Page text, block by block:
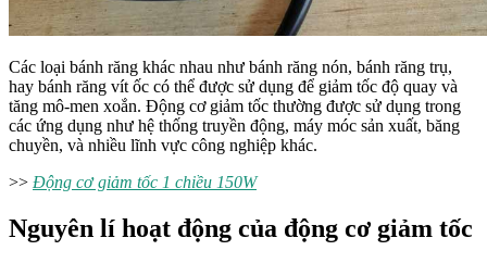
Các loại bánh răng khác nhau như bánh răng nón, bánh răng trụ,
hay bánh răng vít ốc có thể được sử dụng để giảm tốc độ quay và
tăng mô-men xoắn. Động cơ giảm tốc thường được sử dụng trong
các ứng dụng như hệ thống truyền động, máy móc sản xuất, băng
chuyền, và nhiều lĩnh vực công nghiệp khác.
>> Động cơ giảm tốc 1 chiều 150W
Nguyên lí hoạt động của động cơ giảm tốc